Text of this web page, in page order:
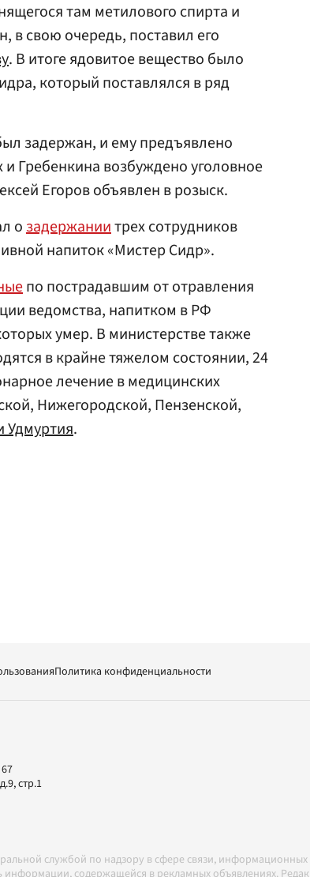
там метилового спирта и
в свою очередь, поставил его
. В итоге ядовитое вещество было
который поставлялся в ряд
задержан, и ему предъявлено
Гребенкина возбуждено уголовное
Егоров объявлен в розыск.
озадержаниитрех сотрудников
напиток «Мистер Сидр».
по пострадавшим от отравления
ведомства, напитком в РФ
умер. В министерстве также
в крайне тяжелом состоянии, 24
лечение в медицинских
Нижегородской, Пензенской,
Удмуртия.
Политика конфиденциальности
стр.1
службой по надзору в сфере связи,
информации, содержащейся в рекламных объявлениях.